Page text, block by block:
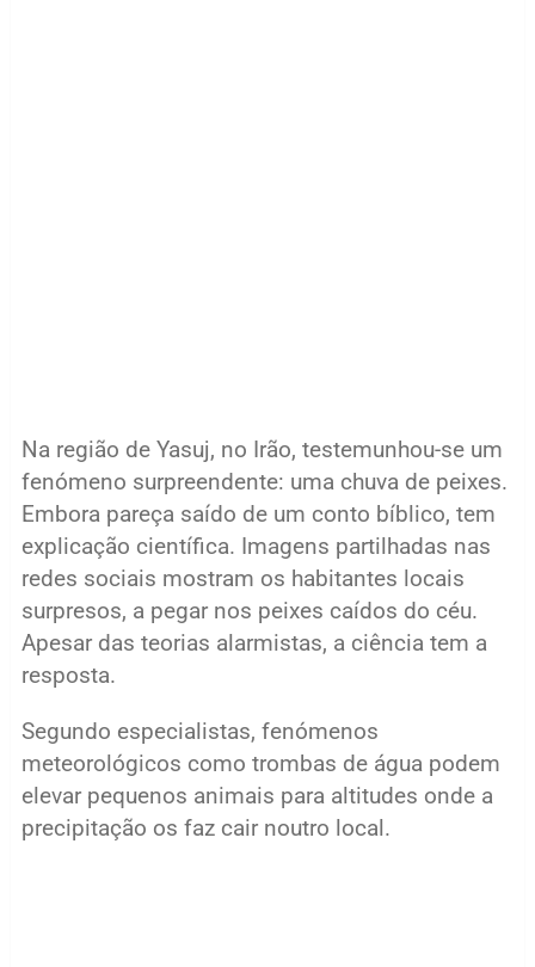
Na região de Yasuj, no Irão, testemunhou-se um
fenómeno surpreendente: uma chuva de peixes.
Embora pareça saído de um conto bíblico, tem
explicação científica. Imagens partilhadas nas
redes sociais mostram os habitantes locais
surpresos, a pegar nos peixes caídos do céu.
Apesar das teorias alarmistas, a ciência tem a
resposta.
Segundo especialistas, fenómenos
meteorológicos como trombas de água podem
elevar pequenos animais para altitudes onde a
precipitação os faz cair noutro local.